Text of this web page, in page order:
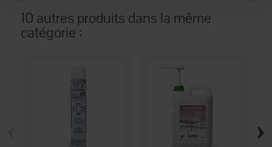
10 autres produits dans la même
catégorie :
›